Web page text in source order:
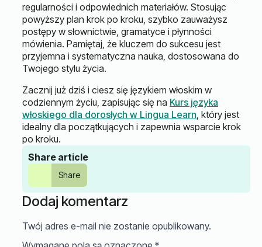
regularności i odpowiednich materiałów. Stosując
powyższy plan krok po kroku, szybko zauważysz
postępy w słownictwie, gramatyce i płynności
mówienia. Pamiętaj, że kluczem do sukcesu jest
przyjemna i systematyczna nauka, dostosowana do
Twojego stylu życia.
Zacznij już dziś i ciesz się językiem włoskim w
codziennym życiu, zapisując się na Kurs języka
włoskiego dla dorosłych w Lingua Learn , który jest
idealny dla początkujących i zapewnia wsparcie krok
po kroku.
Share article
Share
Dodaj komentarz
Twój adres e-mail nie zostanie opublikowany.